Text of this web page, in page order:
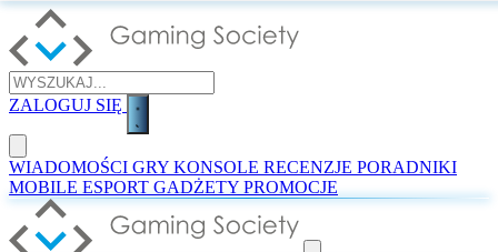
ZALOGUJ SIĘ
WIADOMOŚCI GRY KONSOLE RECENZJE PORADNIKI
MOBILE ESPORT GADŻETY PROMOCJE